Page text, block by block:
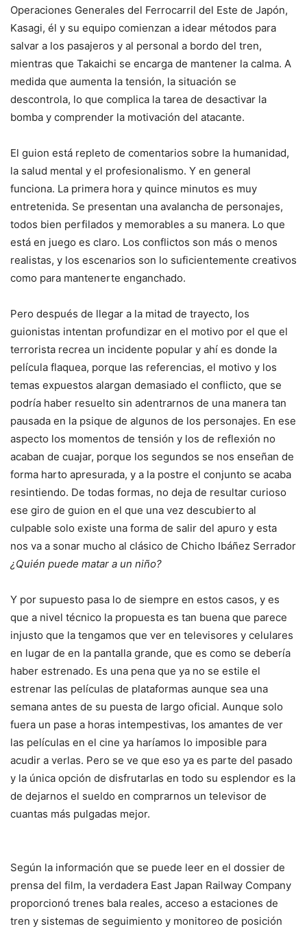
Operaciones Generales del Ferrocarril del Este de Japón,
Kasagi, él y su equipo comienzan a idear métodos para
salvar a los pasajeros y al personal a bordo del tren,
mientras que Takaichi se encarga de mantener la calma. A
medida que aumenta la tensión, la situación se
descontrola, lo que complica la tarea de desactivar la
bomba y comprender la motivación del atacante.
El guion está repleto de comentarios sobre la humanidad,
la salud mental y el profesionalismo. Y en general
funciona. La primera hora y quince minutos es muy
entretenida. Se presentan una avalancha de personajes,
todos bien perfilados y memorables a su manera. Lo que
está en juego es claro. Los conflictos son más o menos
realistas, y los escenarios son lo suficientemente creativos
como para mantenerte enganchado.
Pero después de llegar a la mitad de trayecto, los
guionistas intentan profundizar en el motivo por el que el
terrorista recrea un incidente popular y ahí es donde la
película flaquea, porque las referencias, el motivo y los
temas expuestos alargan demasiado el conflicto, que se
podría haber resuelto sin adentrarnos de una manera tan
pausada en la psique de algunos de los personajes. En ese
aspecto los momentos de tensión y los de reflexión no
acaban de cuajar, porque los segundos se nos enseñan de
forma harto apresurada, y a la postre el conjunto se acaba
resintiendo. De todas formas, no deja de resultar curioso
ese giro de guion en el que una vez descubierto al
culpable solo existe una forma de salir del apuro y esta
nos va a sonar mucho al clásico de Chicho Ibáñez Serrador
¿Quién puede matar a un niño?
Y por supuesto pasa lo de siempre en estos casos, y es
que a nivel técnico la propuesta es tan buena que parece
injusto que la tengamos que ver en televisores y celulares
en lugar de en la pantalla grande, que es como se debería
haber estrenado. Es una pena que ya no se estile el
estrenar las películas de plataformas aunque sea una
semana antes de su puesta de largo oficial. Aunque solo
fuera un pase a horas intempestivas, los amantes de ver
las películas en el cine ya haríamos lo imposible para
acudir a verlas. Pero se ve que eso ya es parte del pasado
y la única opción de disfrutarlas en todo su esplendor es la
de dejarnos el sueldo en comprarnos un televisor de
cuantas más pulgadas mejor.
Según la información que se puede leer en el dossier de
prensa del film, la verdadera East Japan Railway Company
proporcionó trenes bala reales, acceso a estaciones de
tren y sistemas de seguimiento y monitoreo de posición